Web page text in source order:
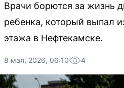
Врачи борются за жизнь
ребенка, который выпал
этажа в Нефтекамске.
8 мая, 2026, 06:10 4